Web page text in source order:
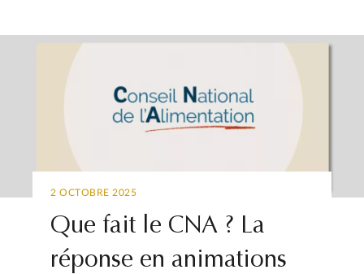
2 OCTOBRE 2025
Que fait le CNA ? La
réponse en animations